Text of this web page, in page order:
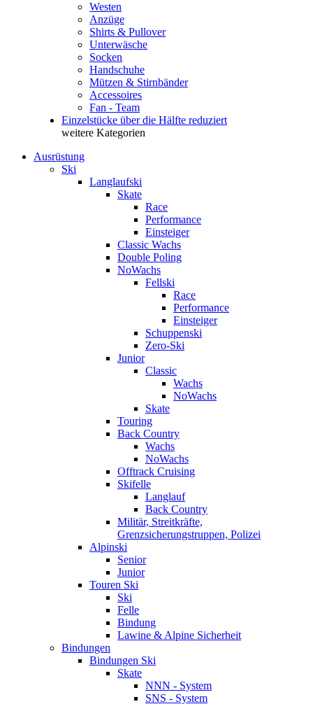
Westen
Anzüge
Shirts & Pullover
Unterwäsche
Socken
Handschuhe
Mützen & Stirnbänder
Accessoires
Fan - Team
Einzelstücke über die Hälfte reduziert
weitere Kategorien
Ausrüstung
Ski
Langlaufski
Skate
Race
Performance
Einsteiger
Classic Wachs
Double Poling
NoWachs
Fellski
Race
Performance
Einsteiger
Schuppenski
Zero-Ski
Junior
Classic
Wachs
NoWachs
Skate
Touring
Back Country
Wachs
NoWachs
Offtrack Cruising
Skifelle
Langlauf
Back Country
Militär, Streitkräfte,
Grenzsicherungstruppen, Polizei
Alpinski
Senior
Junior
Touren Ski
Ski
Felle
Bindung
Lawine & Alpine Sicherheit
Bindungen
Bindungen Ski
Skate
NNN - System
SNS - System